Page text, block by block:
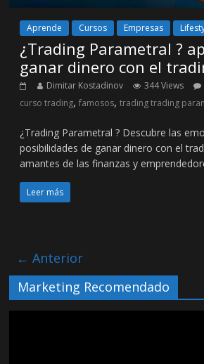
Aprende Cursos Empresas
¿Trading Parametral ?
ganar dinero con el
Dimitar Kostadinov 344 Views
curso trading,famosos,trading trading
¿Trading Parametral ? Descubre las
posibilidades de ganar dinero con el
amantes de las finanzas y
Leer más
← Anterior
Marketing Recomendado